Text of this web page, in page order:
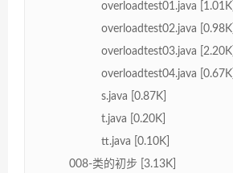
overloadtest01.java [1.01K]
overloadtest02.java [0.98K]
overloadtest03.java [2.20K]
overloadtest04.java [0.67K]
s.java [0.87K]
t.java [0.20K]
tt.java [0.10K]
008-类的初步 [3.13K]